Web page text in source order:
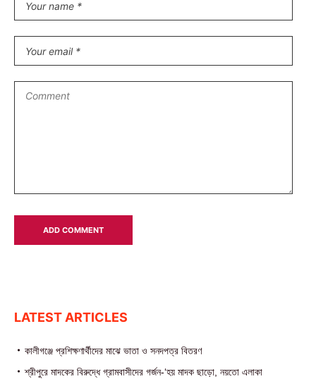
LATEST ARTICLES
কালীগঞ্জে প্রশিক্ষণার্থীদের মাঝে ভাতা ও সনদপত্র বিতরণ
শ্রীপুরে মাদকের বিরুদ্ধে গ্রামবাসীদের গর্জন-‘হয় মাদক ছাড়ো, নয়তো এলাকা